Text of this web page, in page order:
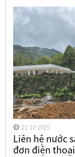
21-10-2025
Liên hệ nước
đơn điện